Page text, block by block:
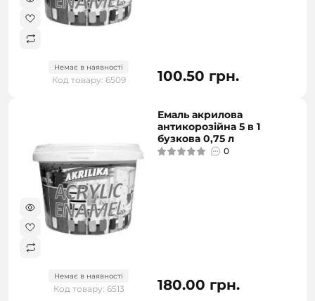
Немає в наявності
Код товару: 6509 100.50 грн.
Немає в наявності
Код товару: 6513
Емаль акрилова
антикорозійна 5 в 1
бузкова 0,75 л
0
180.00 грн.